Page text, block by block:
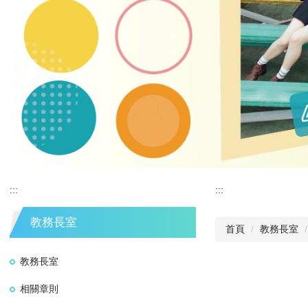
:::
教務長室
教務長室
相關章則
:::
首頁 教務長室